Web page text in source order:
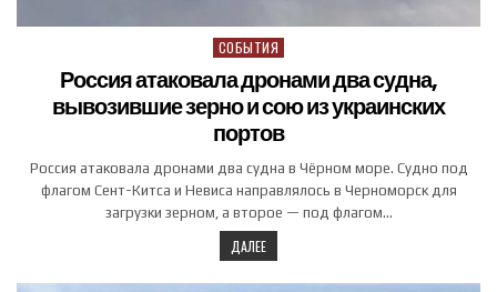
Posted in
СОБЫТИЯ
Россия атаковала дронами два судна,
вывозившие зерно и сою из украинских
портов
Россия атаковала дронами два судна в Чёрном море. Судно под
флагом Сент-Китса и Невиса направлялось в Черноморск для
загрузки зерном, а второе — под флагом…
ДАЛЕЕ